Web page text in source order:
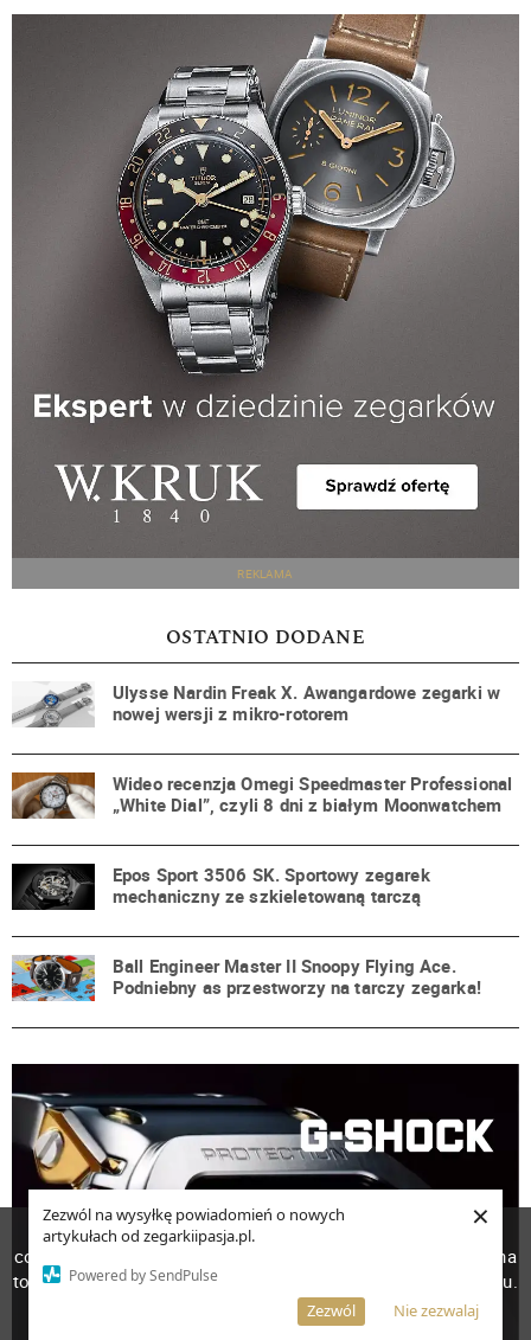
Zezwól na wysyłkę powiadomień o nowych
artykułach od zegarkiipasja.pl.
Powered by SendPulse
Nie zezwalaj
Zezwól
×
REKLAMA
OSTATNIO DODANE
Ulysse Nardin Freak X. Awangardowe zegarki w
nowej wersji z mikro-rotorem
Wideo recenzja Omegi Speedmaster Professional
„White Dial”, czyli 8 dni z białym Moonwatchem
Epos Sport 3506 SK. Sportowy zegarek
mechaniczny ze szkieletowaną tarczą
Ball Engineer Master II Snoopy Flying Ace.
Podniebny as przestworzy na tarczy zegarka!
W celu poprawienia jakości usług korzystamy z plików
cookies. Pozostanie na stronie oznacza, iż wyrażasz zgodę na
to, że pliki cookies będą przechowywane w Twoim urządzeniu.
Więcej informacji